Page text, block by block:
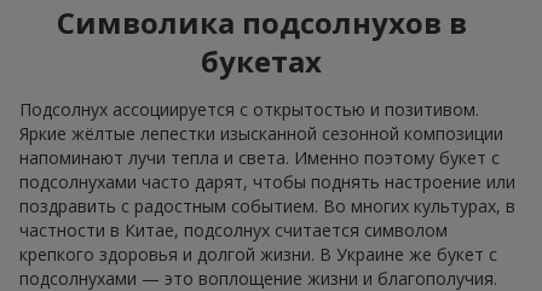
Символика подсолнухов в
букетах
Подсолнух ассоциируется с открытостью и позитивом.
Яркие жёлтые лепестки изысканной сезонной композиции
напоминают лучи тепла и света. Именно поэтому букет с
подсолнухами часто дарят, чтобы поднять настроение или
поздравить с радостным событием. Во многих культурах, в
частности в Китае, подсолнух считается символом
крепкого здоровья и долгой жизни. В Украине же букет с
подсолнухами — это воплощение жизни и благополучия.